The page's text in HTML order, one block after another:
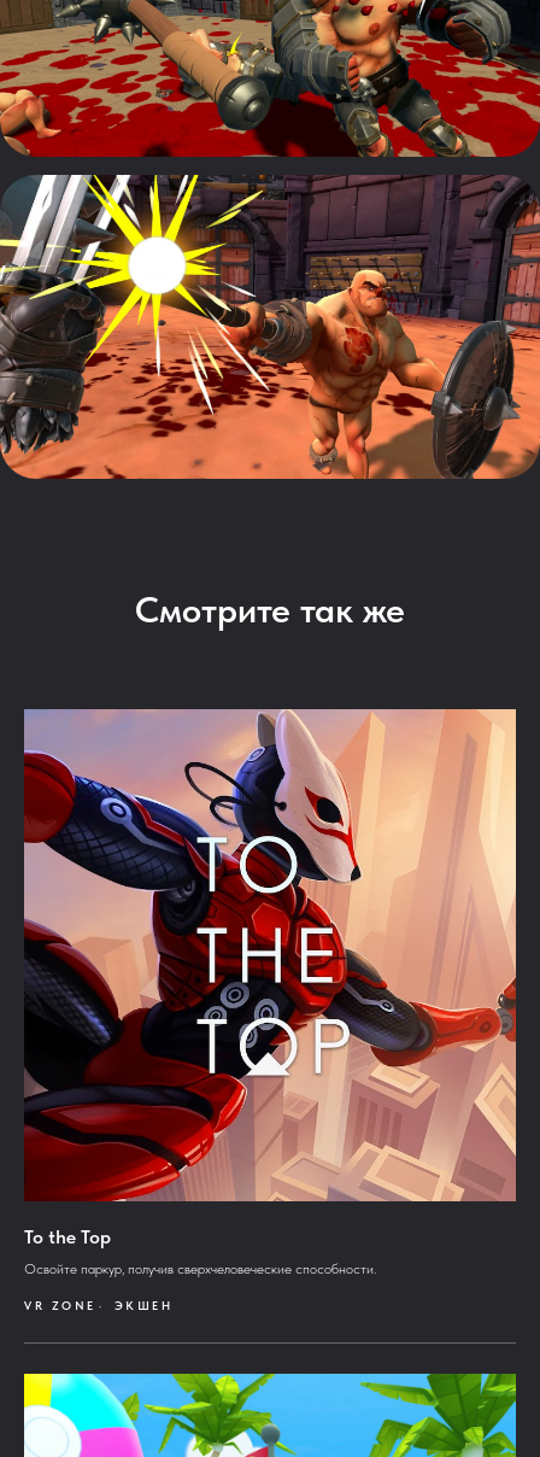
Смотрите так же
To the Top
Освойте паркур, получив сверхчеловеческие способности.
VR ZONE ЭКШЕН